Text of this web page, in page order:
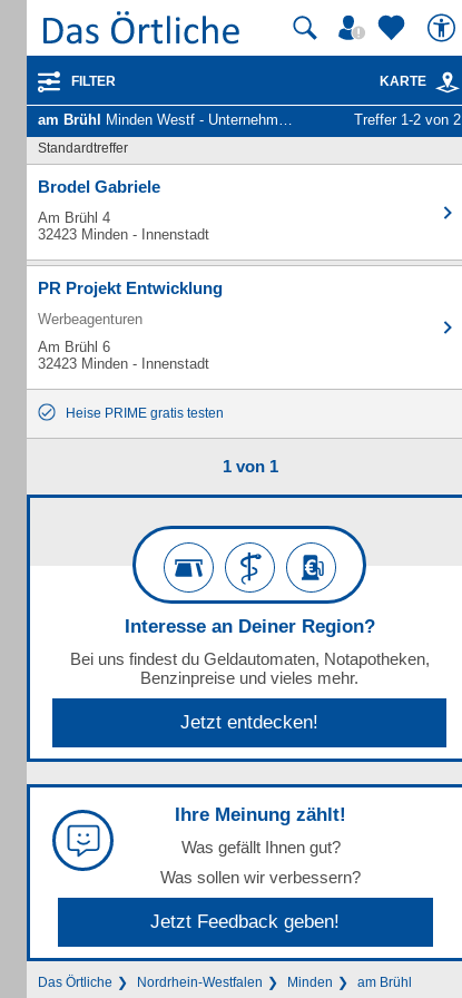
FILTER KARTE
am Brühl Minden Westf - Unternehmen und Personen Treffer 1-2 von 2
Standardtreffer
Brodel Gabriele
Am Brühl 4
32423 Minden - Innenstadt
PR Projekt Entwicklung
Werbeagenturen
Am Brühl 6
32423 Minden - Innenstadt
Heise PRIME gratis testen
1 von 1
Interesse an Deiner Region?
Bei uns findest du Geldautomaten, Notapotheken,
Benzinpreise und vieles mehr.
Jetzt entdecken!
Ihre Meinung zählt!
Was gefällt Ihnen gut?
Was sollen wir verbessern?
Jetzt Feedback geben!
Das Örtliche Nordrhein-Westfalen Minden am Brühl